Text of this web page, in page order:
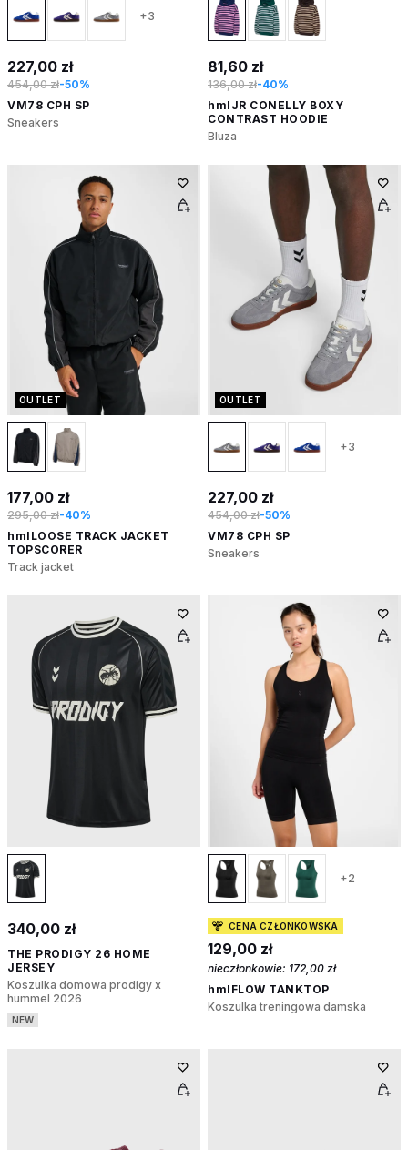
+3
227,00 zł
454,00 zł-50%
VM78 CPH SP
Sneakers
81,60 zł
136,00 zł-40%
hmlJR CONELLY BOXY
CONTRAST HOODIE
Bluza
OUTLET
177,00 zł
295,00 zł-40%
hmlLOOSE TRACK JACKET
TOPSCORER
Track jacket
OUTLET
+3
227,00 zł
454,00 zł-50%
VM78 CPH SP
Sneakers
340,00 zł
THE PRODIGY 26 HOME
JERSEY
Koszulka domowa prodigy x
hummel 2026
NEW
+2
CENA CZŁONKOWSKA
129,00 zł
nieczłonkowie: 172,00 zł
hmlFLOW TANKTOP
Koszulka treningowa damska